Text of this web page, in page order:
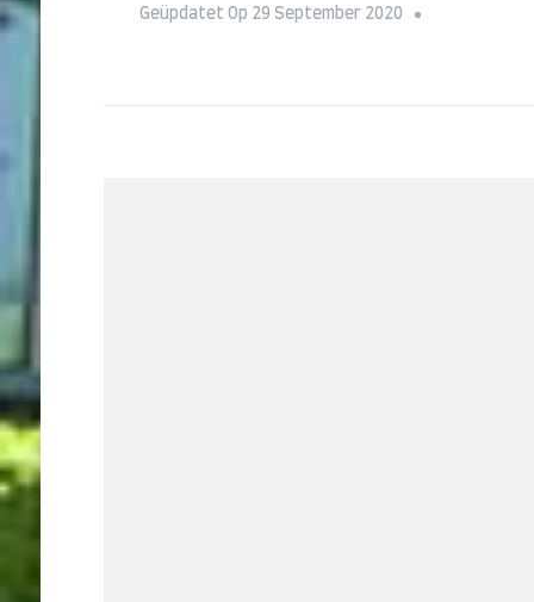
Geüpdatet Op 29 September 2020